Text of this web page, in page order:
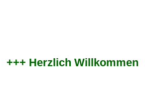
+++ Herzlich Willkommen